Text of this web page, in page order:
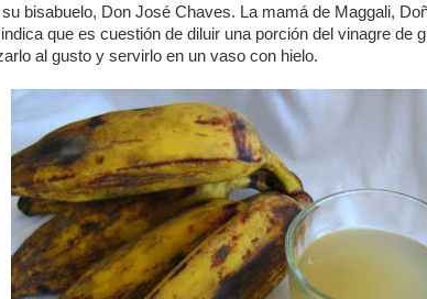
su bisabuelo, Don José Chaves. La mamá de Maggali,
que es cuestión de diluir una porción del vinagre de
al gusto y servirlo en un vaso con hielo.